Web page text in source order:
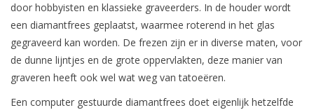
door hobbyisten en klassieke graveerders. In de houder wordt
een diamantfrees geplaatst, waarmee roterend in het glas
gegraveerd kan worden. De frezen zijn er in diverse maten, voor
de dunne lijntjes en de grote oppervlakten, deze manier van
graveren heeft ook wel wat weg van tatoeëren.
Een computer gestuurde diamantfrees doet eigenlijk hetzelfde